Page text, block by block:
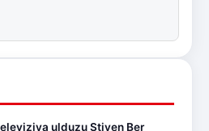
televiziya ulduzu Stiven Ber